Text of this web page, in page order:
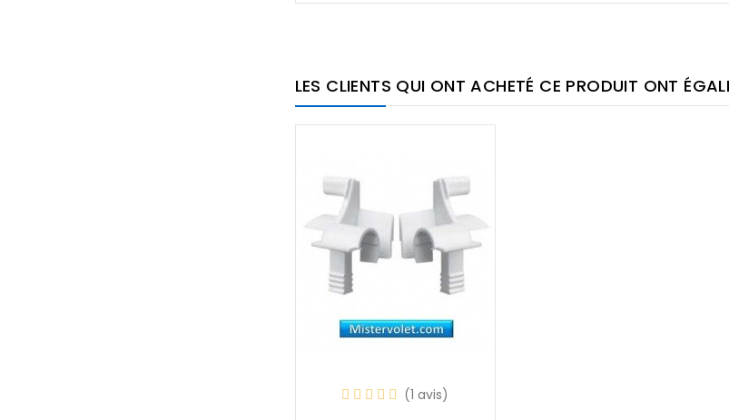
LES CLIENTS QUI ONT ACHETÉ CE PRODUIT ONT
(1 avis)